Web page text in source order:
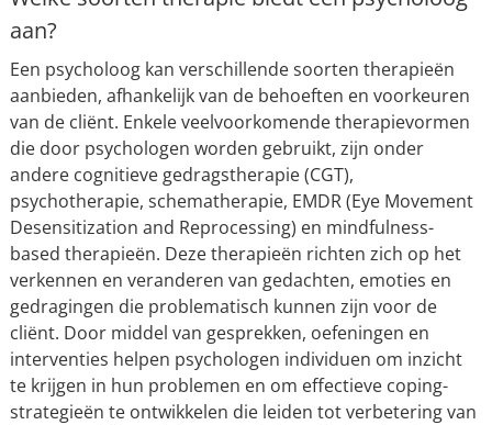
aan?
Een psycholoog kan verschillende soorten therapieën
aanbieden, afhankelijk van de behoeften en voorkeuren
van de cliënt. Enkele veelvoorkomende therapievormen
die door psychologen worden gebruikt, zijn onder
andere cognitieve gedragstherapie (CGT),
psychotherapie, schematherapie, EMDR (Eye Movement
Desensitization and Reprocessing) en mindfulness-
based therapieën. Deze therapieën richten zich op het
verkennen en veranderen van gedachten, emoties en
gedragingen die problematisch kunnen zijn voor de
cliënt. Door middel van gesprekken, oefeningen en
interventies helpen psychologen individuen om inzicht
te krijgen in hun problemen en om effectieve coping-
strategieën te ontwikkelen die leiden tot verbetering van